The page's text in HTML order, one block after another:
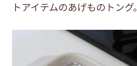
トアイテムのあげものトング。